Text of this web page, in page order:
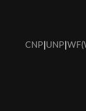
CNP|UNP|